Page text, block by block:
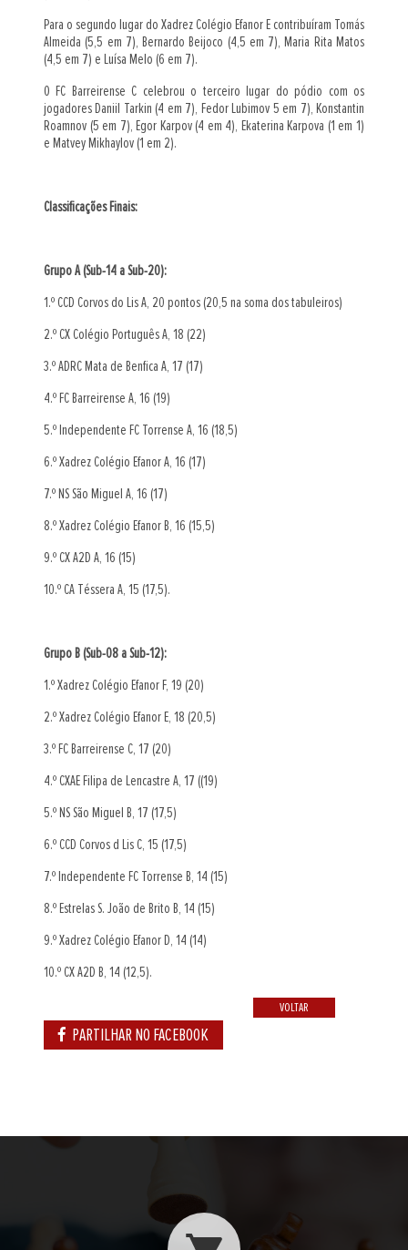
Para o segundo lugar do Xadrez Colégio Efanor E contribuíram Tomás
Almeida (5,5 em 7), Bernardo Beijoco (4,5 em 7), Maria Rita Matos
(4,5 em 7) e Luísa Melo (6 em 7).
O FC Barreirense C celebrou o terceiro lugar do pódio com os
jogadores Daniil Tarkin (4 em 7), Fedor Lubimov 5 em 7), Konstantin
Roamnov (5 em 7), Egor Karpov (4 em 4), Ekaterina Karpova (1 em 1)
e Matvey Mikhaylov (1 em 2).
Classificações Finais:
Grupo A (Sub-14 a Sub-20):
1.º CCD Corvos do Lis A, 20 pontos (20,5 na soma dos tabuleiros)
2.º CX Colégio Português A, 18 (22)
3.º ADRC Mata de Benfica A, 17 (17)
4.º FC Barreirense A, 16 (19)
5.º Independente FC Torrense A, 16 (18,5)
6.º Xadrez Colégio Efanor A, 16 (17)
7.º NS São Miguel A, 16 (17)
8.º Xadrez Colégio Efanor B, 16 (15,5)
9.º CX A2D A, 16 (15)
10.º CA Téssera A, 15 (17,5).
Grupo B (Sub-08 a Sub-12):
1.º Xadrez Colégio Efanor F, 19 (20)
2.º Xadrez Colégio Efanor E, 18 (20,5)
3.º FC Barreirense C, 17 (20)
4.º CXAE Filipa de Lencastre A, 17 ((19)
5.º NS São Miguel B, 17 (17,5)
6.º CCD Corvos d Lis C, 15 (17,5)
7.º Independente FC Torrense B, 14 (15)
8.º Estrelas S. João de Brito B, 14 (15)
9.º Xadrez Colégio Efanor D, 14 (14)
10.º CX A2D B, 14 (12,5).
VOLTAR
PARTILHAR NO FACEBOOK